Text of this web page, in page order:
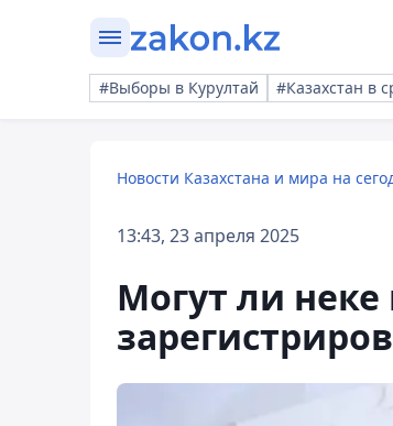
#Выборы в Курултай #Казахстан в
Новости Казахстана и мира на
13:43, 23 апреля 2025
Могут ли неке